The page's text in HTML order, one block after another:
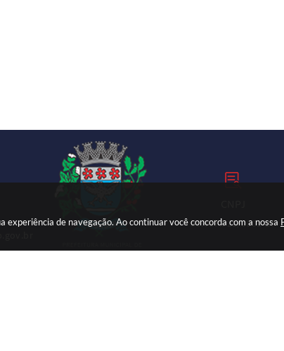
de navegação. Ao continuar você concorda com a nossa
59.767.921/0001-27